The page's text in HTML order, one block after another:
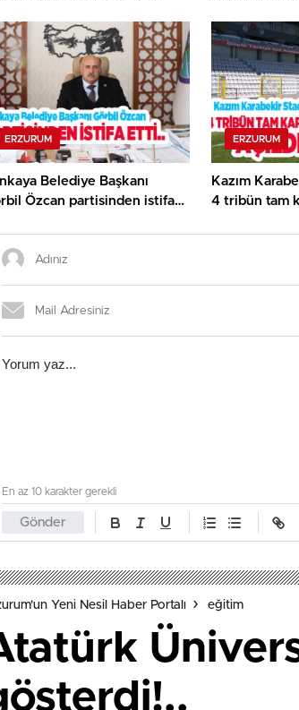
ERZURUM
Belediye Başkanı
Özcan partisinden istifa
ERZURUM
Kazım
4 tribün tam
Gönder
En az 10 karakter gerekli
Yeni Nesil Haber Portalı eğitim